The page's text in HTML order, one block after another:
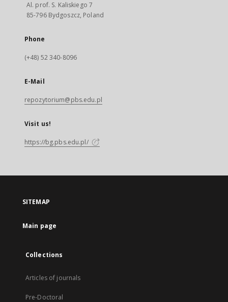
Al. prof. S. Kaliskiego 7
85-796 Bydgoszcz, Poland
Phone
(+48) 52 340-8096
E-Mail
repozytorium@pbs.edu.pl
Visit us!
https://bg.pbs.edu.pl/
SITEMAP
Main page
Collections
Articles of journals
Pre-Doctoral